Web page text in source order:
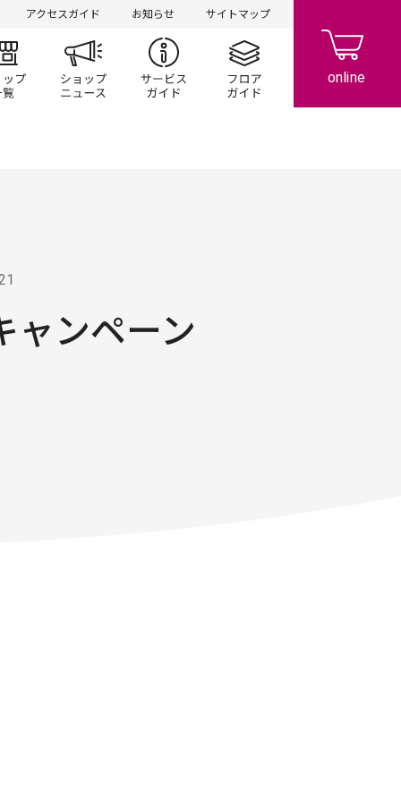
アクセスガイド お知らせ サイトマップ
ト/キャンペーン
ショップ一覧 ショップニュースサービスガイドフロアガイド
ャンペーン